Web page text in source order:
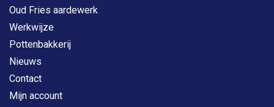
Oud Fries aardewerk
Werkwijze
Pottenbakkerij
Nieuws
Contact
Mijn account